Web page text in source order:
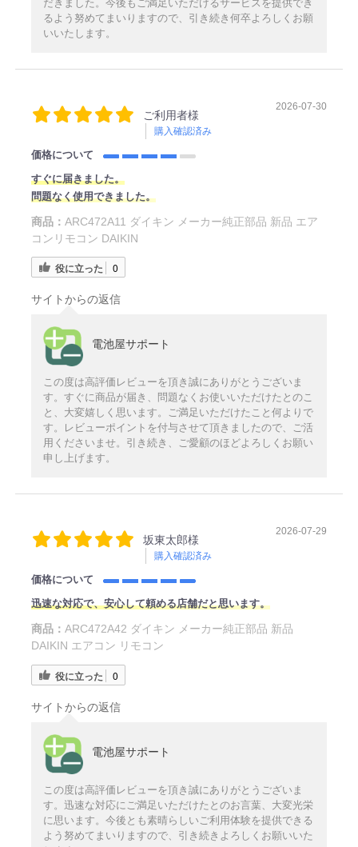
だきました。今後もご満足いただけるサービスを提供でき
るよう努めてまいりますので、引き続き何卒よろしくお願
いいたします。
ご利用者様
購入確認済み
2026-07-30
価格について
すぐに届きました。
問題なく使用できました。
商品： ARC472A11 ダイキン メーカー純正部品 新品 エア
コンリモコン DAIKIN
役に立った 0
サイトからの返信
電池屋サポート
この度は高評価レビューを頂き誠にありがとうございま
す。すぐに商品が届き、問題なくお使いいただけたとのこ
と、大変嬉しく思います。ご満足いただけたこと何よりで
す。レビューポイントを付与させて頂きましたので、ご活
用くださいませ。引き続き、ご愛顧のほどよろしくお願い
申し上げます。
坂東太郎様
購入確認済み
2026-07-29
価格について
迅速な対応で、安心して頼める店舗だと思います。
商品： ARC472A42 ダイキン メーカー純正部品 新品
DAIKIN エアコン リモコン
役に立った 0
サイトからの返信
電池屋サポート
この度は高評価レビューを頂き誠にありがとうございま
す。迅速な対応にご満足いただけたとのお言葉、大変光栄
に思います。今後とも素晴らしいご利用体験を提供できる
よう努めてまいりますので、引き続きよろしくお願いいた